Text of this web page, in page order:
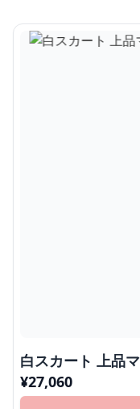
白スカート 上品
¥27,060